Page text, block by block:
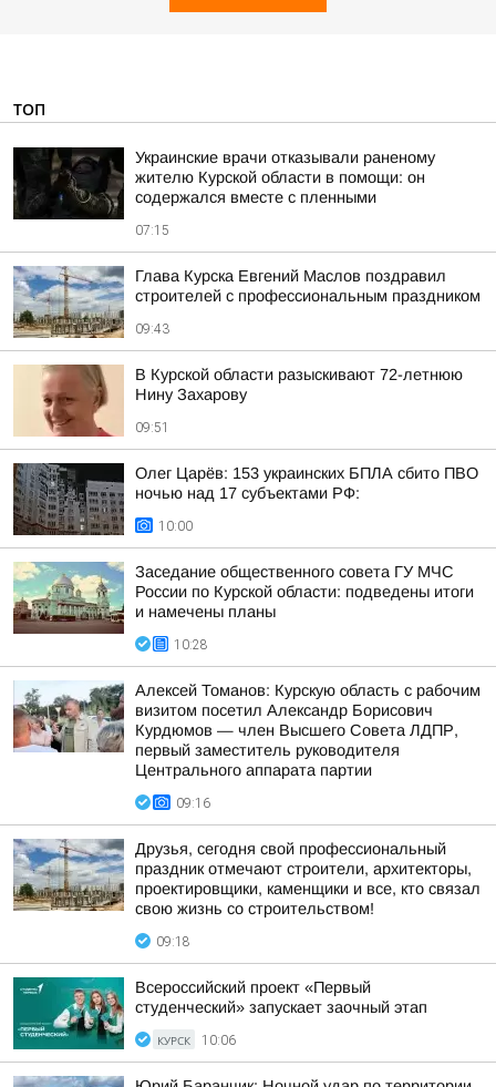
ТОП
Украинские врачи отказывали раненому
жителю Курской области в помощи: он
содержался вместе с пленными
07:15
Глава Курска Евгений Маслов поздравил
строителей с профессиональным праздником
09:43
В Курской области разыскивают 72-летнюю
Нину Захарову
09:51
Олег Царёв: 153 украинских БПЛА сбито ПВО
ночью над 17 субъектами РФ:
10:00
Заседание общественного совета ГУ МЧС
России по Курской области: подведены итоги
и намечены планы
10:28
Алексей Томанов: Курскую область с рабочим
визитом посетил Александр Борисович
Курдюмов — член Высшего Совета ЛДПР,
первый заместитель руководителя
Центрального аппарата партии
09:16
Друзья, сегодня свой профессиональный
праздник отмечают строители, архитекторы,
проектировщики, каменщики и все, кто связал
свою жизнь со строительством!
09:18
Всероссийский проект «Первый
студенческий» запускает заочный этап
КУРСК 10:06